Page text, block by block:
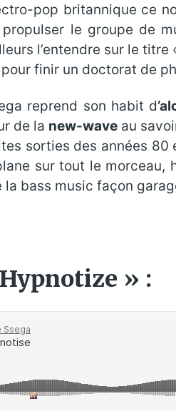
pop britannique ce
le groupe de
l’entendre sur le titre
finir un doctorat de
reprend son habit d
de la new-wave au
sorties des années 80
sur tout le morceau,
bass music façon
» :